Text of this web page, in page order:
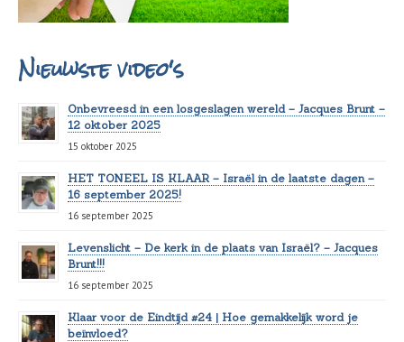
Nieuwste video's
Onbevreesd in een losgeslagen wereld – Jacques Brunt –
12 oktober 2025
15 oktober 2025
HET TONEEL IS KLAAR – Israël in de laatste dagen –
16 september 2025!
16 september 2025
Levenslicht – De kerk in de plaats van Israël? – Jacques
Brunt!!!
16 september 2025
Klaar voor de Eindtijd #24 | Hoe gemakkelijk word je
beïnvloed?